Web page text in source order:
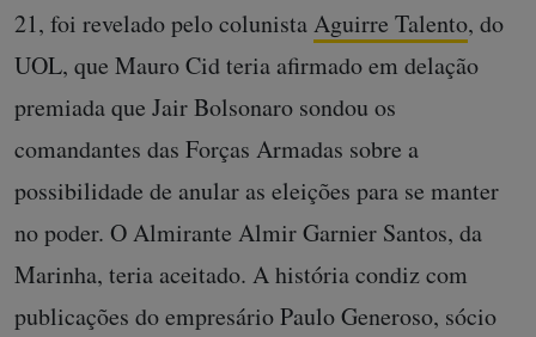
21, foi revelado pelo colunistaAguirre Talento, do
UOL, que Mauro Cid teria afirmado em delação
premiada que Jair Bolsonaro sondou os
comandantes das Forças Armadas sobre a
possibilidade de anular as eleições para se manter
no poder. O Almirante Almir Garnier Santos, da
Marinha, teria aceitado. A história condiz com
publicações do empresário Paulo Generoso, sócio